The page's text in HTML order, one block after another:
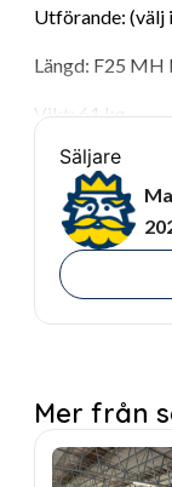
Utförande: (välj
Längd: F25 MH
Vikt: 61 kg
Effekt: 25 hk
Maxvarv: 5400
Startsystem:
Bränsletank:
Cylindervolym:
Oljemängd:
Säljare
Mer från